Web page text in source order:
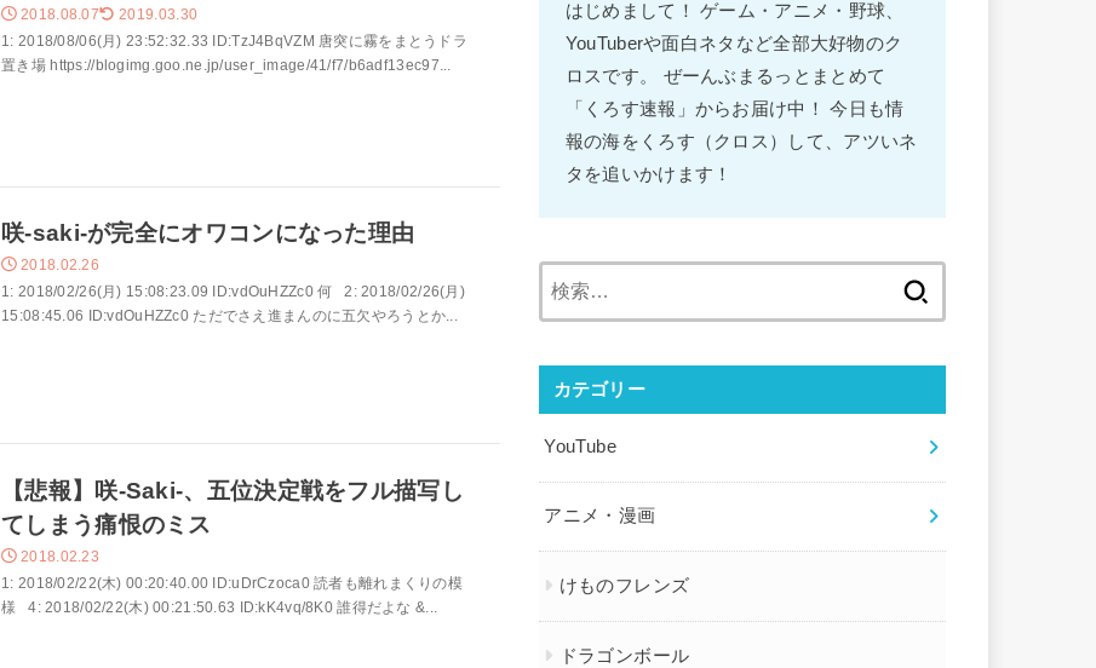
2018.08.07 2019.03.30
1: 2018/08/06(月) 23:52:32.33 ID:TzJ4BqVZM 唐突に霧をまとうドラ
置き場 https://blogimg.goo.ne.jp/user_image/41/f7/b6adf13ec97...
咲-saki-が完全にオワコンになった理由
2018.02.26
1: 2018/02/26(月) 15:08:23.09 ID:vdOuHZZc0 何 2: 2018/02/26(月)
15:08:45.06 ID:vdOuHZZc0 ただでさえ進まんのに五欠やろうとか...
【悲報】咲-Saki-、五位決定戦をフル描写し
てしまう痛恨のミス
2018.02.23
1: 2018/02/22(木) 00:20:40.00 ID:uDrCzoca0 読者も離れまくりの模
様 4: 2018/02/22(木) 00:21:50.63 ID:kK4vq/8K0 誰得だよな &...
はじめまして！ ゲーム・アニメ・野球、
YouTuberや面白ネタなど全部大好物のク
ロスです。 ぜーんぶまるっとまとめて
「くろす速報」からお届け中！ 今日も情
報の海をくろす（クロス）して、アツいネ
タを追いかけます！
カテゴリー
YouTube
アニメ・漫画
けものフレンズ
ドラゴンボール